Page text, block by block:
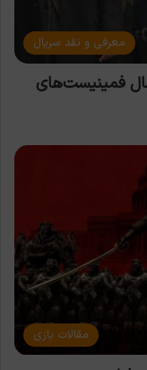
معرفی و نقد سریال
فمینیست‌های
مقالات بازی